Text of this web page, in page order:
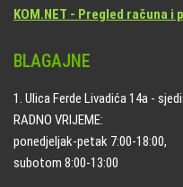
KOM.NET - Pregled računa i
BLAGAJNE
1. Ulica Ferde Livadića 14a -
RADNO VRIJEME:
ponedjeljak-petak 7:00-18:00,
subotom 8:00-13:00